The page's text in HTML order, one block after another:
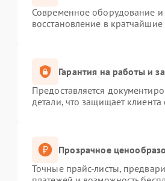
Современное оборудование и
восстановление в
Гарантия на работы и
Предоставляется
детали, что защищает
Прозрачное
Точные прайс-листы,